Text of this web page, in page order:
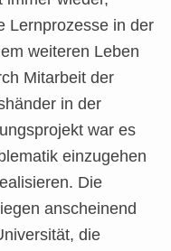
Lernprozesse in der
weiteren Leben
Mitarbeit der
in der
war es
einzugehen
Die
anscheinend
die